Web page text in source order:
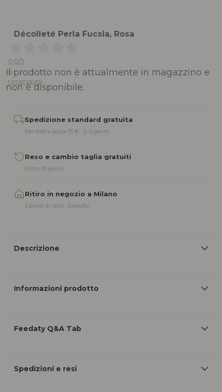
Décolleté Perla Fucsia, Rosa
0,0/5
0
recensioni
Il prodotto non è attualmente in magazzino e
non è disponibile.
Spedizione standard gratuita
Per ordini sopra 75 € · 2–5 giorni
Reso e cambio taglia gratuiti
Entro 30 giorni
Ritiro in negozio a Milano
3 punti di ritiro · Gratuito
Descrizione
Informazioni prodotto
Feedaty Q&A Tab
Spedizioni e resi